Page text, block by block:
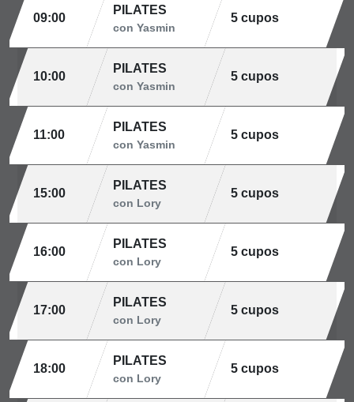
09:00
PILATES
con Yasmin
5 cupos
10:00
PILATES
con Yasmin
5 cupos
11:00
PILATES
con Yasmin
5 cupos
15:00
PILATES
con Lory
5 cupos
16:00
PILATES
con Lory
5 cupos
17:00
PILATES
con Lory
5 cupos
18:00
PILATES
con Lory
5 cupos